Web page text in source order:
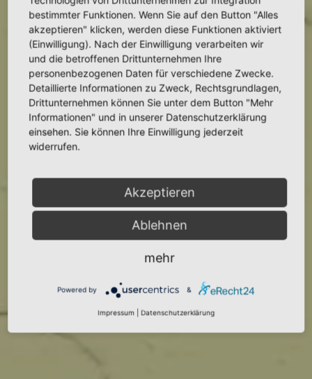
„BEVOR MAN MIT DEM
MALEN BEGINNT, MUSS
MAN HERZ, HAND UND
GEDANKEN IN DER
PINSELSPITZE HABEN“
— Chi Po Shi —
MEHR ÜBER UNS ERFAHREN
bestimmter Funktionen. Wenn Sie auf den Button "Alles
akzeptieren" klicken, werden diese Funktionen aktiviert
(Einwilligung). Nach der Einwilligung verarbeiten wir
und die betroffenen Drittunternehmen Ihre
personenbezogenen Daten für verschiedene Zwecke.
Detaillierte Informationen zu Zweck, Rechtsgrundlagen,
Drittunternehmen können Sie unter dem Button "Mehr
Informationen" und in unserer Datenschutzerklärung
einsehen. Sie können Ihre Einwilligung jederzeit
widerrufen.
Akzeptieren
Ablehnen
mehr
Powered by &
Impressum Datenschutzerklärung